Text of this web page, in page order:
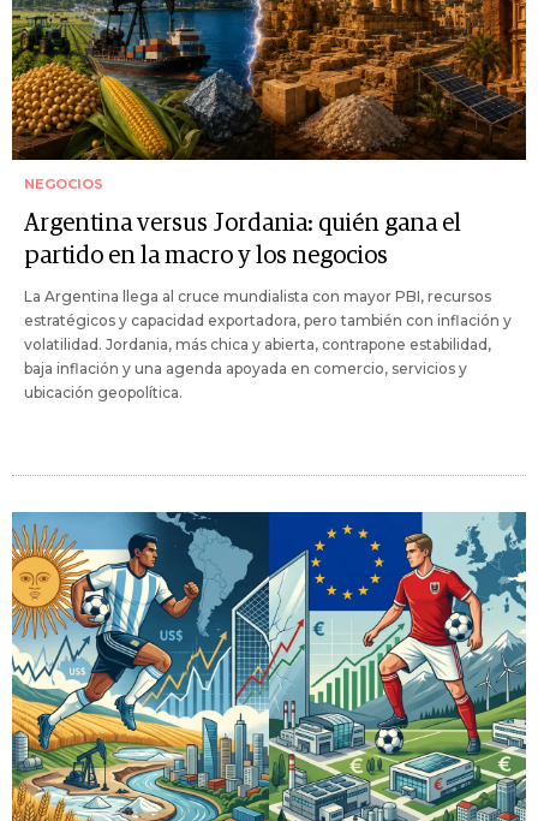
NEGOCIOS
Argentina versus Jordania: quién gana el
partido en la macro y los negocios
La Argentina llega al cruce mundialista con mayor PBI, recursos
estratégicos y capacidad exportadora, pero también con inflación y
volatilidad. Jordania, más chica y abierta, contrapone estabilidad,
baja inflación y una agenda apoyada en comercio, servicios y
ubicación geopolítica.